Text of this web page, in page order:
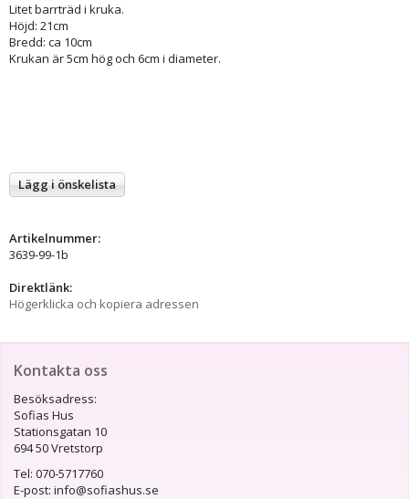
Litet barrträd i kruka.
Höjd: 21cm
Bredd: ca 10cm
Krukan är 5cm hög och 6cm i diameter.
Lägg i önskelista
Artikelnummer:
3639-99-1b
Direktlänk:
Högerklicka och kopiera adressen
Kontakta oss
Besöksadress:
Sofias Hus
Stationsgatan 10
694 50 Vretstorp
Tel: 070-5717760
E-post: info@sofiashus.se